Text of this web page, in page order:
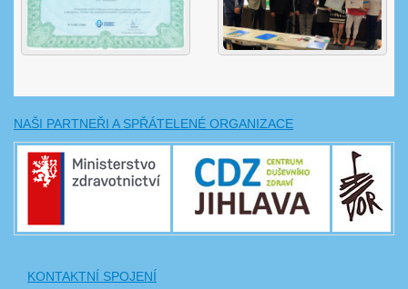
NAŠI PARTNEŘI A SPŘÁTELENÉ ORGANIZACE
KONTAKTNÍ SPOJENÍ